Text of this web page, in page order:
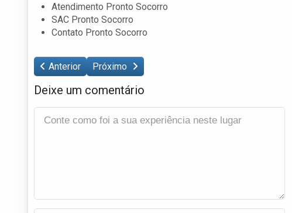
Atendimento Pronto Socorro
SAC Pronto Socorro
Contato Pronto Socorro
Anterior Próximo
Deixe um comentário